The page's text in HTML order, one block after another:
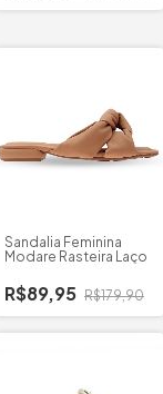
Sandalia Feminina
Modare Rasteira Laço
R$89,95 R$179,90